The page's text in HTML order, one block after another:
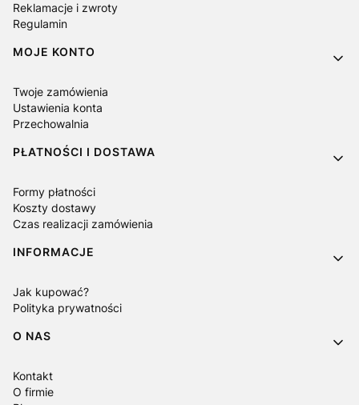
Reklamacje i zwroty
Regulamin
MOJE KONTO
Twoje zamówienia
Ustawienia konta
Przechowalnia
PŁATNOŚCI I DOSTAWA
Formy płatności
Koszty dostawy
Czas realizacji zamówienia
INFORMACJE
Jak kupować?
Polityka prywatności
O NAS
Kontakt
O firmie